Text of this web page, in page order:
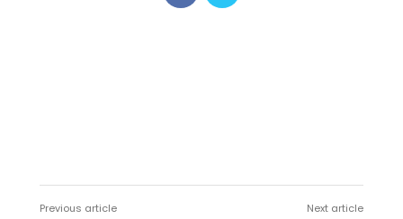
Previous article Next article